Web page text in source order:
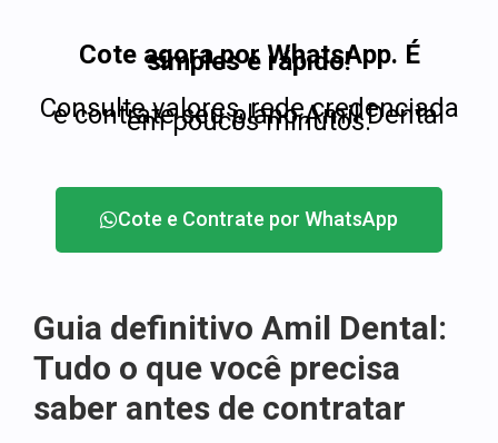
Cote agora por WhatsApp. É
simples e rápido!
Consulte valores, rede credenciada
e contrate seu plano Amil Dental
em poucos minutos.
Cote e Contrate por WhatsApp
Guia definitivo Amil Dental:
Tudo o que você precisa
saber antes de contratar